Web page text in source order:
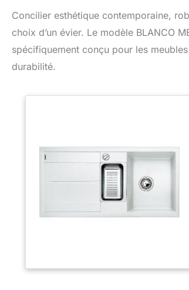
Concilier esthétique contemporaine,
choix d’un évier. Le modèle BLANCO
spécifiquement conçu pour les
durabilité.